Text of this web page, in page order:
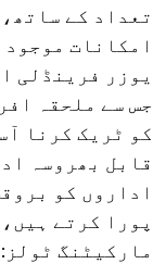
تعداد کے
امکانات موجود
جس سے ملحقہ
کو ٹریک کرنا
اداروں کو
پورا کرتے
مارکیٹنگ